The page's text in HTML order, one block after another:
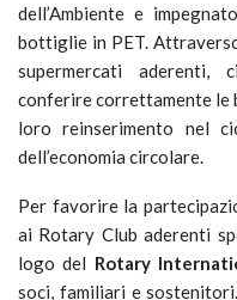
dell’Ambiente e
bottiglie in PET.
supermercati aderenti,
conferire correttamente le
loro reinserimento nel
dell’economia circolare.
Per favorire la
ai Rotary Club aderenti
logo del Rotary
soci, familiari e